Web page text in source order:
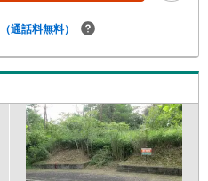
（通話料無料）